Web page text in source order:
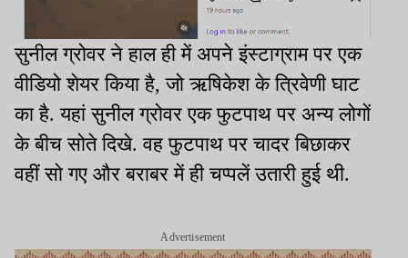
सुनील ग्रोवर ने हाल ही में अपने इंस्टाग्राम पर एक
वीडियो शेयर किया है, जो ऋषिकेश के त्रिवेणी घाट
का है. यहां सुनील ग्रोवर एक फुटपाथ पर अन्य लोगों
के बीच सोते दिखे. वह फुटपाथ पर चादर बिछाकर
वहीं सो गए और बराबर में ही चप्पलें उतारी हुई थी.
Advertisement